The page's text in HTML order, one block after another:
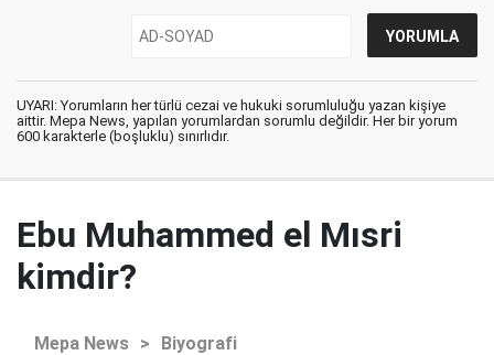
UYARI: Yorumların her türlü cezai ve hukuki sorumluluğu yazan kişiye
aittir. Mepa News, yapılan yorumlardan sorumlu değildir. Her bir yorum
600 karakterle (boşluklu) sınırlıdır.
Ebu Muhammed el Mısri
kimdir?
Mepa News > Biyografi